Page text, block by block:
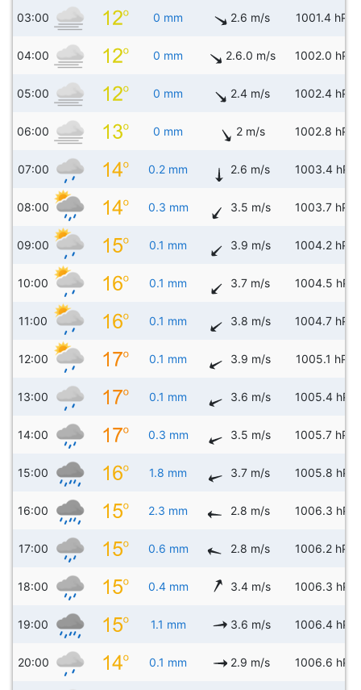
03:00 0 mm 2.6 m/s 1001.4 hPa
04:00 0 mm 2.6.0 m/s 1002.0 hPa
05:00 0 mm 2.4 m/s 1002.4 hPa
06:00 0 mm 2 m/s 1002.8 hPa
07:00 0.2 mm 2.6 m/s 1003.4 hPa
08:00 0.3 mm 3.5 m/s 1003.7 hPa
09:00 0.1 mm 3.9 m/s 1004.2 hPa
10:00 0.1 mm 3.7 m/s 1004.5 hPa
11:00 0.1 mm 3.8 m/s 1004.7 hPa
12:00 0.1 mm 3.9 m/s 1005.1 hPa
13:00 0.1 mm 3.6 m/s 1005.4 hPa
14:00 0.3 mm 3.5 m/s 1005.7 hPa
15:00 1.8 mm 3.7 m/s 1005.8 hPa
16:00 2.3 mm 2.8 m/s 1006.3 hPa
17:00 0.6 mm 2.8 m/s 1006.2 hPa
18:00 0.4 mm 3.4 m/s 1006.3 hPa
19:00 1.1 mm 3.6 m/s 1006.4 hPa
20:00 0.1 mm 2.9 m/s 1006.6 hPa